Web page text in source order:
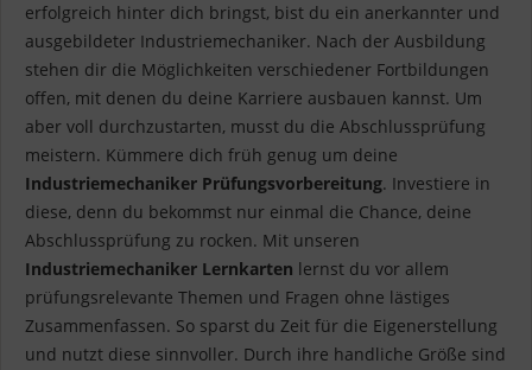
erfolgreich hinter dich bringst, bist du ein anerkannter und
ausgebildeter Industriemechaniker. Nach der Ausbildung
stehen dir die Möglichkeiten verschiedener Fortbildungen
offen, mit denen du deine Karriere ausbauen kannst. Um
aber voll durchzustarten, musst du die Abschlussprüfung
meistern. Kümmere dich früh genug um deine
Industriemechaniker Prüfungsvorbereitung. Investiere in
diese, denn du bekommst nur einmal die Chance, deine
Abschlussprüfung zu rocken. Mit unseren
Industriemechaniker Lernkarten lernst du vor allem
prüfungsrelevante Themen und Fragen ohne lästiges
Zusammenfassen. So sparst du Zeit für die Eigenerstellung
und nutzt diese sinnvoller. Durch ihre handliche Größe sind